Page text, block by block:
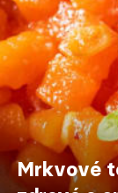
Mrkvové